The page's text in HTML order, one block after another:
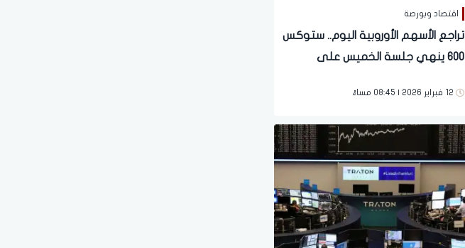
اقتصاد وبورصة
تراجع الأسهم الأوروبية اليوم.. ستوكس
600 ينهي جلسة الخميس على
12 فبراير 2026 | 08:45 مساءً